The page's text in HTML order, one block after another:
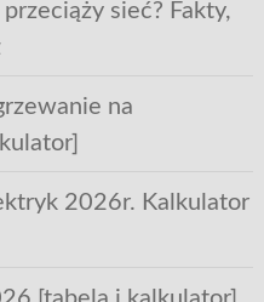
sieć? Fakty,
na
2026r. Kalkulator